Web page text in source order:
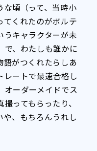
な頃（って、当時小
てくれたのがボルテ
うキャラクターが未
で、わたしも誰かに
語がつくれたらしあ
レートで最速合格し
オーダーメイドでス
ってもらったり、
、もちろんうれし